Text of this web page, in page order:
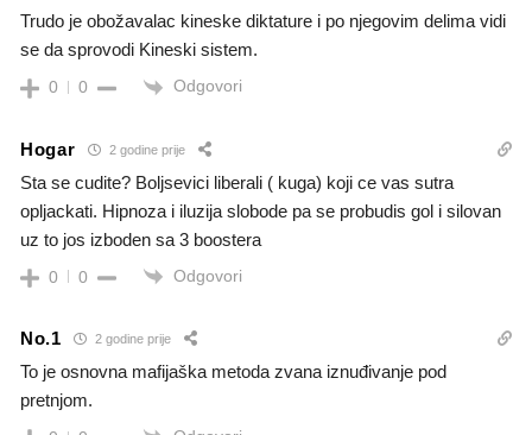
Trudo je obožavalac kineske diktature i po njegovim delima vidi
se da sprovodi Kineski sistem.
0 0 Odgovori
Hogar 2 godine prije
Sta se cudite? Boljsevici liberali ( kuga) koji ce vas sutra
opljackati. Hipnoza i iluzija slobode pa se probudis gol i silovan
uz to jos izboden sa 3 boostera
0 0 Odgovori
No.1 2 godine prije
To je osnovna mafijaška metoda zvana iznuđivanje pod
pretnjom.